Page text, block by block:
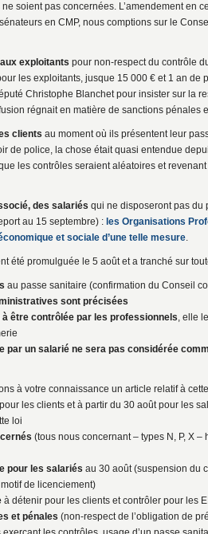
soient pas concernées. L’amendement en
en CMP, nous comptions sur le
exploitants pour non-respect du contrôle
les exploitants, jusque 15 000 € et 1 an de
Christophe Blanchet pour insister sur la
régnait en matière de sanctions pénales
clients au moment où ils présentent leur
de police, la chose était quasi entendue
les contrôles seraient aléatoires et
des salariés qui ne disposeront pas du
au 15 septembre) : les Organisations
et sociale d’une telle mesure.
été promulguée le 5 août et a tranché sur
au passe sanitaire (confirmation du Conseil
sont précisées
à être contrôlée par les professionnels, elle
par un salarié ne sera pas considérée
à votre connaissance un article relatif à
les clients et à partir du 30 août pour les
loi
(tous nous concernant – types N, P, X
pour les salariés au 30 août (suspension du
de licenciement)
à détenir pour les clients et contrôler pour les
et pénales (non-respect de l’obligation de